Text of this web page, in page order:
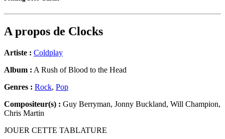
A propos de Clocks
Artiste : Coldplay
Album : A Rush of Blood to the Head
Genres : Rock, Pop
Compositeur(s) : Guy Berryman, Jonny Buckland, Will Champion,
Chris Martin
JOUER CETTE TABLATURE